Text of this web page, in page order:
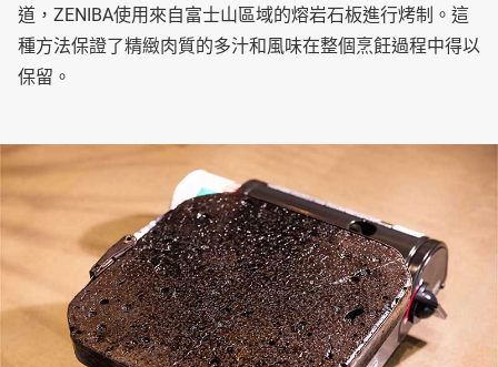
道，ZENIBA使用來自富士山區域的熔岩石板進行烤制。這
種方法保證了精緻肉質的多汁和風味在整個烹飪過程中得以
保留。